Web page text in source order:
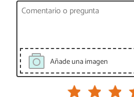
Añade una imagen